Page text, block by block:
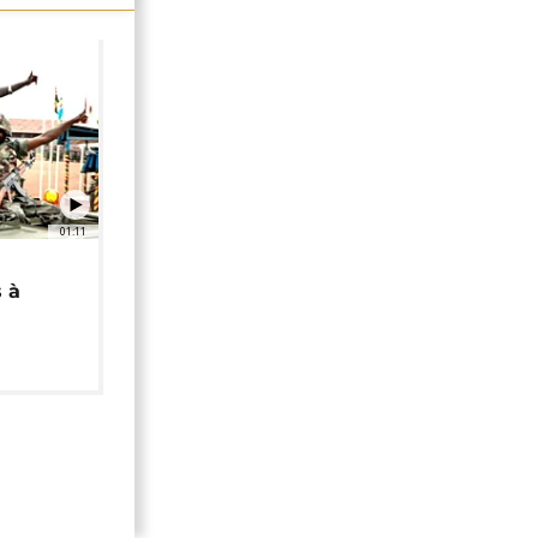
01:11
à